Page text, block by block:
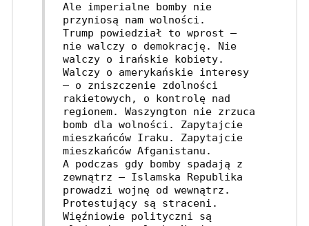
Ale imperialne bomby nie
przyniosą nam wolności.
Trump powiedział to wprost –
nie walczy o demokrację. Nie
walczy o irańskie kobiety.
Walczy o amerykańskie interesy
– o zniszczenie zdolności
rakietowych, o kontrolę nad
regionem. Waszyngton nie zrzuca
bomb dla wolności. Zapytajcie
mieszkańców Iraku. Zapytajcie
mieszkańców Afganistanu.
A podczas gdy bomby spadają z
zewnątrz – Islamska Republika
prowadzi wojnę od wewnątrz.
Protestujący są straceni.
Więźniowie polityczni są